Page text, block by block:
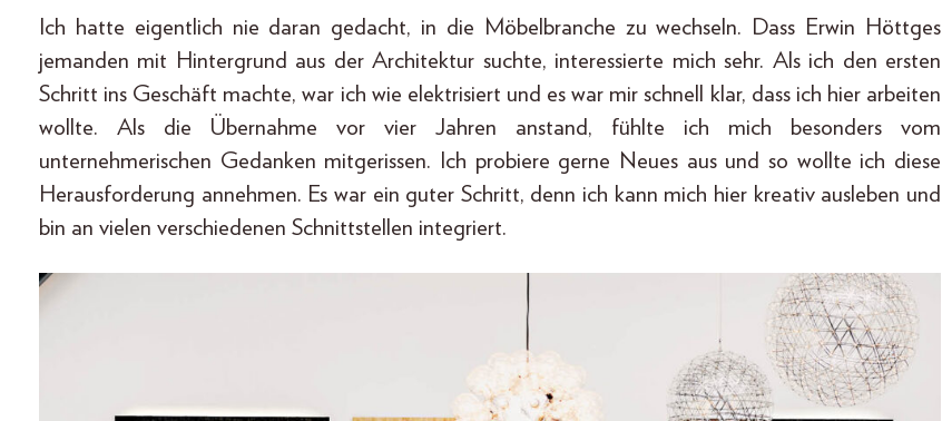
Ich hatte eigentlich nie daran gedacht, in die Möbelbranche zu wechseln. Dass Erwin Höttges
jemanden mit Hintergrund aus der Architektur suchte, interessierte mich sehr. Als ich den ersten
Schritt ins Geschäft machte, war ich wie elektrisiert und es war mir schnell klar, dass ich hier arbeiten
wollte. Als die Übernahme vor vier Jahren anstand, fühlte ich mich besonders vom
unternehmerischen Gedanken mitgerissen. Ich probiere gerne Neues aus und so wollte ich diese
Herausforderung annehmen. Es war ein guter Schritt, denn ich kann mich hier kreativ ausleben und
bin an vielen verschiedenen Schnittstellen integriert.